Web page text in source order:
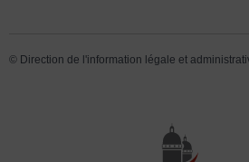
© Direction de l'information légale et